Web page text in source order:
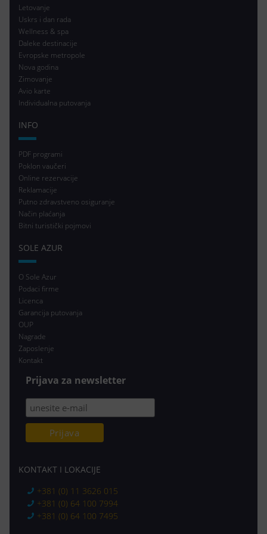
Letovanje
Uskrs i dan rada
Wellness & spa
Daleke destinacije
Evropske metropole
Nova godina
Zimovanje
Avio karte
Individualna putovanja
INFO
PDF programi
Poklon vaučeri
Online rezervacije
Reklamacije
Putno zdravstveno osiguranje
Način plaćanja
Bitni turistički pojmovi
SOLE AZUR
O Sole Azur
Podaci firme
Licenca
Garancija putovanja
OUP
Nagrade
Zaposlenje
Kontakt
Prijava za newsletter
KONTAKT I LOKACIJE
+381 (0) 11 3626 015
+381 (0) 64 100 7994
+381 (0) 64 100 7495